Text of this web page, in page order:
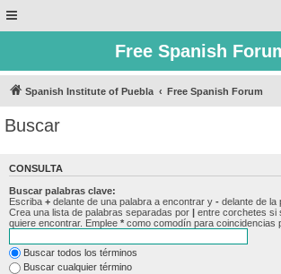
Free Spanish
Spanish Institute of Puebla Free Spanish Forum
Buscar
CONSULTA
Buscar palabras clave:
Escriba + delante de una palabra a encontrar y - delante de la
Crea una lista de palabras separadas por | entre corchetes si
quiere encontrar. Emplee * como comodín para coincidencias
Buscar todos los términos
Buscar cualquier término